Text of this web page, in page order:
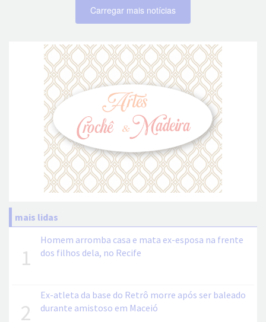
Carregar mais notícias
mais lidas
1
Homem arromba casa e mata ex-esposa na frente
dos filhos dela, no Recife
2
Ex-atleta da base do Retrô morre após ser baleado
durante amistoso em Maceió